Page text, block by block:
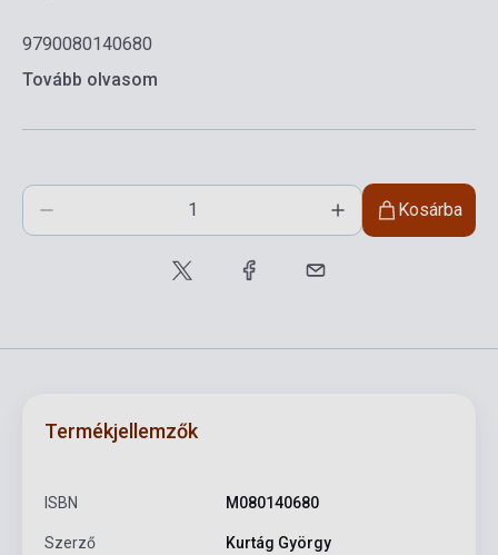
9790080140680
Tovább olvasom
Kosárba
Termékjellemzők
ISBN M080140680
Szerző Kurtág György